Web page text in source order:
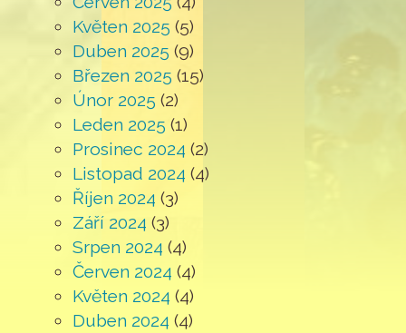
Květen 2025 (5)
Duben 2025 (9)
Březen 2025 (15)
Únor 2025 (2)
Leden 2025 (1)
Prosinec 2024 (2)
Listopad 2024 (4)
Říjen 2024 (3)
Září 2024 (3)
Srpen 2024 (4)
Červen 2024 (4)
Květen 2024 (4)
Duben 2024 (4)